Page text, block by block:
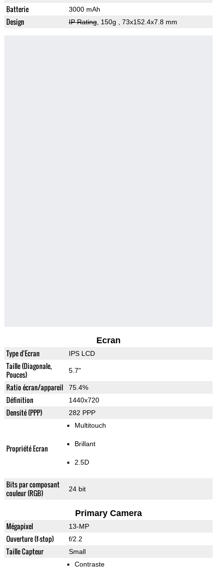
Batterie 3000 mAh
Design IP Rating, 150g , 73x152.4x7.8 mm
Ecran
Type d'Ecran IPS LCD
Taille (Diagonale,
Pouces)
5.7"
Ratio écran/appareil 75.4%
Définition 1440x720
Densité (PPP) 282 PPP
Propriété Ecran
Multitouch
Brillant
2.5D
Bits par composant
couleur (RGB)
24 bit
Primary Camera
Mégapixel 13-MP
Ouverture (f-stop) f/2.2
Taille Capteur Small
Contraste